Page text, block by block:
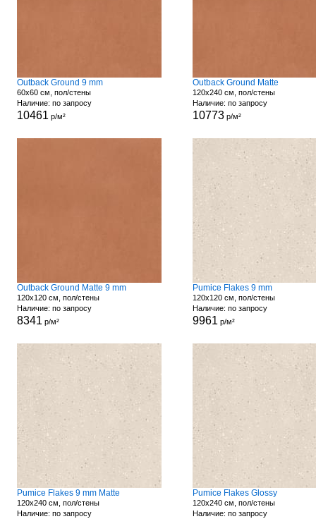
Outback Ground 9 mm
60x60 см, пол/стены
Наличие: по запросу
10461 р/м²
Outback Ground Matte
120x240 см, пол/стены
Наличие: по запросу
10773р/м²
Outback Ground Matte 9 mm
120x120 см, пол/стены
Наличие: по запросу
8341 р/м²
Pumice Flakes 9 mm
120x120 см, пол/стены
Наличие: по запросу
9961 р/м²
Pumice Flakes 9 mm Matte
120x240 см, пол/стены
Наличие: по запросу
Pumice Flakes Glossy
120x240 см, пол/стены
Наличие: по запросу